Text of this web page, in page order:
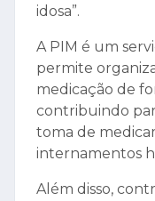
idosa”.
A PIM é um
permite
medicação de
contribuindo
toma de
internamentos
Além disso,